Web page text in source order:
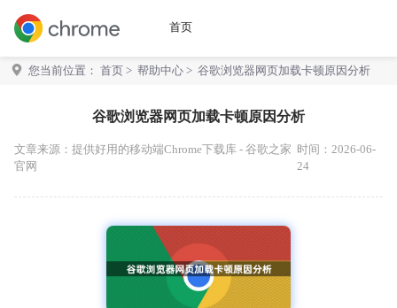
首页
您当前位置： 首页 > 帮助中心 > 谷歌浏览器网页加载卡顿原因分析
谷歌浏览器网页加载卡顿原因分析
文章来源： 提供好用的移动端Chrome下载库 - 谷歌之家
官网
时间：2026-06-
24